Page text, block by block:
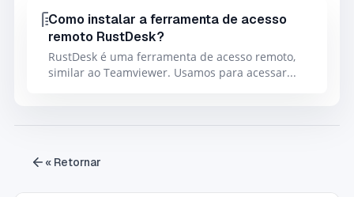
Como instalar a ferramenta de acesso
remoto RustDesk?
RustDesk é uma ferramenta de acesso remoto,
similar ao Teamviewer. Usamos para acessar...
« Retornar